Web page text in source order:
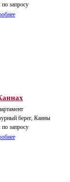
по запросу
берег, Канны
по запросу